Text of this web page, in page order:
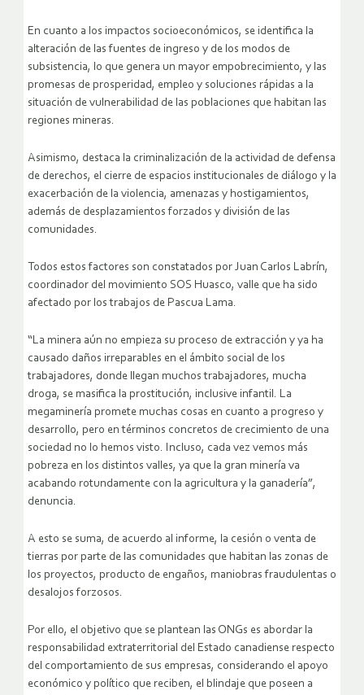
En cuanto a los impactos socioeconómicos, se identifica la
alteración de las fuentes de ingreso y de los modos de
subsistencia, lo que genera un mayor empobrecimiento, y las
promesas de prosperidad, empleo y soluciones rápidas a la
situación de vulnerabilidad de las poblaciones que habitan las
regiones mineras.
Asimismo, destaca la criminalización de la actividad de defensa
de derechos, el cierre de espacios institucionales de diálogo y la
exacerbación de la violencia, amenazas y hostigamientos,
además de desplazamientos forzados y división de las
comunidades.
Todos estos factores son constatados por Juan Carlos Labrín,
coordinador del movimiento SOS Huasco, valle que ha sido
afectado por los trabajos de Pascua Lama.
“La minera aún no empieza su proceso de extracción y ya ha
causado daños irreparables en el ámbito social de los
trabajadores, donde llegan muchos trabajadores, mucha
droga, se masifica la prostitución, inclusive infantil. La
megaminería promete muchas cosas en cuanto a progreso y
desarrollo, pero en términos concretos de crecimiento de una
sociedad no lo hemos visto. Incluso, cada vez vemos más
pobreza en los distintos valles, ya que la gran minería va
acabando rotundamente con la agricultura y la ganadería”,
denuncia.
A esto se suma, de acuerdo al informe, la cesión o venta de
tierras por parte de las comunidades que habitan las zonas de
los proyectos, producto de engaños, maniobras fraudulentas o
desalojos forzosos.
Por ello, el objetivo que se plantean las ONGs es abordar la
responsabilidad extraterritorial del Estado canadiense respecto
del comportamiento de sus empresas, considerando el apoyo
económico y político que reciben, el blindaje que poseen a